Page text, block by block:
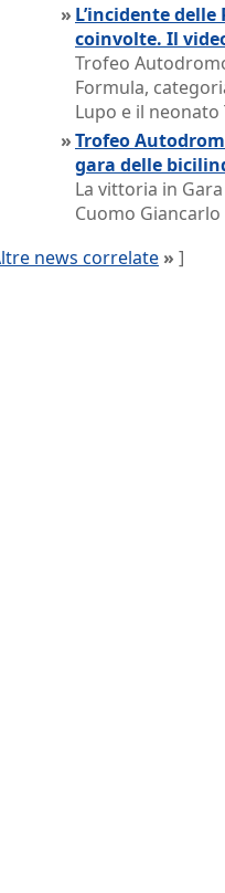
» L’incidente
coinvolte. Il
Trofeo
Formula,
Lupo e il neonato
»Trofeo
gara delle
La vittoria in
Cuomo
news correlate » ]